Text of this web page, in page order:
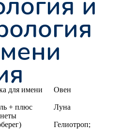
для имени
Овен
+ плюс
Луна
Гелиотроп;